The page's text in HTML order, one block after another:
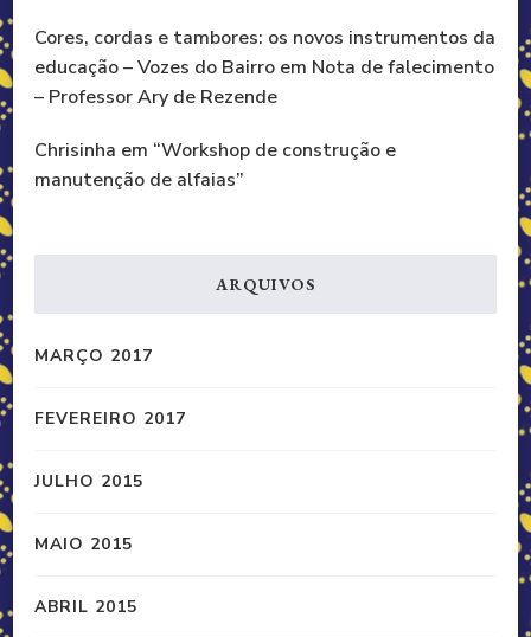
Cores, cordas e tambores: os novos instrumentos da
educação – Vozes do Bairro em Nota de falecimento
– Professor Ary de Rezende
Chrisinha em “Workshop de construção e
manutenção de alfaias”
ARQUIVOS
MARÇO 2017
FEVEREIRO 2017
JULHO 2015
MAIO 2015
ABRIL 2015